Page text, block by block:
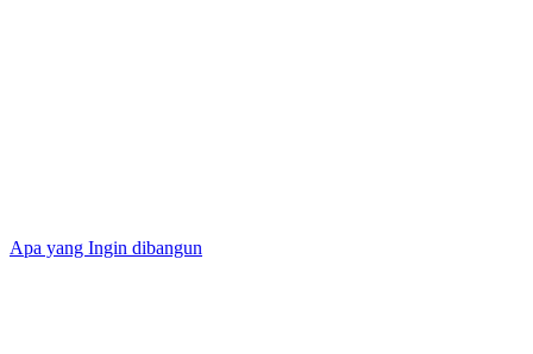
Apa yang Ingin dibangun